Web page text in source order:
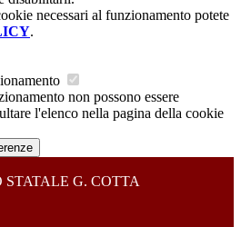
necessari al funzionamento potete
.
non possono essere
l'elenco nella pagina della cookie
STATALE G. COTTA